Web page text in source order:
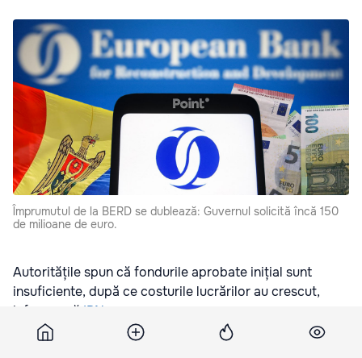
Împrumutul de la BERD se dublează: Guvernul solicită încă 150
de milioane de euro.
Autoritățile spun că fondurile aprobate inițial sunt
insuficiente, după ce costurile lucrărilor au crescut,
informează IPN
Fondurile vor fi utilizate pentru reabilitarea drumului M1